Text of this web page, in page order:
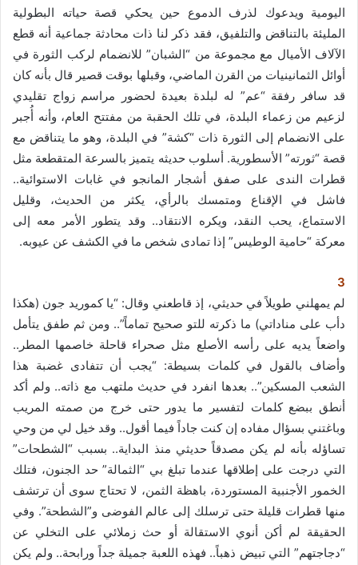
اليومية ويدعوك لذرف الدموع حين يحكي قصة حياته البطولية
المليئة بالتناقض والتلفيق، فقد ذكر لنا ذات محادثة جماعية أنه قطع
الآلاف الأميال مع مجموعة من “الشبان” للانضمام لركب الثورة في
أوائل الثمانينيات من القرن الماضي، وقبلها بوقت قصير قال بأنه كان
قد سافر رفقة “عم” له لبلدة بعيدة لحضور مراسم زواج تقليدي
لزعيم من زعماء البلدة، في تلك الحقبة من مفتتح العام، وأنه أُجبر
على الانضمام إلى الثورة ذات “كشة” في البلدة، وهو ما يتناقض مع
قصة “ثورته” الأسطورية. أسلوب حديثه يتميز بالسرعة المتقطعة مثل
قطرات الندى على صفق أشجار المانجو في غابات الاستوائية..
فاشل في الإقناع ومتمسك بالرأي، يكثر من الحديث، وقليل
الاستماع، يحب النقد، ويكره الانتقاد.. وقد يتطور الأمر معه إلى
معركة “حامية الوطيس” إذا تمادى شخص ما في الكشف عن عيوبه.
3
لم يمهلني طويلاً في حديثي، إذ قاطعني وقال: “يا كموريد جون (هكذا
دأب على مناداتي) ما ذكرته للتو صحيح تماماً”.. ومن ثم طفق يتأمل
واضعاً يديه على رأسه الأصلع مثل صحراء قاحلة خاصمها المطر..
وأضاف بالقول في كلمات بسيطة: “يجب أن تتفادى غضبة هذا
الشعب المسكين”.. بعدها انفرد في حديث ملتهب مع ذاته.. ولم أكد
أنطق ببضع كلمات لتفسير ما يدور حتى خرج من صمته المريب
وباغتني بسؤال مفاده إن كنت جاداً فيما أقول.. وقد خيل لي من وحي
تساؤله بأنه لم يكن مصدقاً حديثي منذ البداية.. بسبب “الشطحات”
التي درجت على إطلاقها عندما تبلغ بي “الثمالة” حد الجنون، فتلك
الخمور الأجنبية المستوردة، باهظة الثمن، لا تحتاج سوى أن ترتشف
منها قطرات قليلة حتى ترسلك إلى عالم الفوضى و”الشطحة”. وفي
الحقيقة لم أكن أنوي الاستقالة أو حث زملائي على التخلي عن
“دجاجتهم” التي تبيض ذهباً.. فهذه اللعبة جميلة جداً ورابحة.. ولم يكن